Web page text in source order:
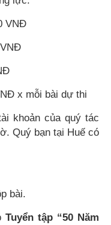
VNĐ
x mỗi bài dự thi
khoản của quý tác
Quý bạn tại Huế có
bài.
Tuyển tập “50 Năm